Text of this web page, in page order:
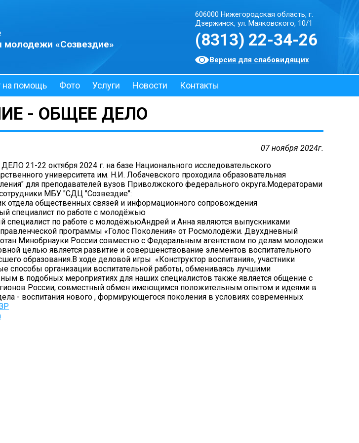
молодежи «Созвездие»
606000 Нижегородская область, г.
Дзержинск, ул. Маяковского, 10/1
(8313) 22-34-26
Версия для слабовидящих
на помощь Фото Услуги Новости
Контакты
- ОБЩЕЕ ДЕЛО
07 ноября 2024г.
21-22 октября 2024 г. на базе Национального исследовательского
университета им. Н.И. Лобачевского проходила образовательная
для преподавателей вузов Приволжского федерального округа.Модераторами
МБУ "СДЦ "Созвездие":
отдела общественных связей и информационного сопровождения
специалист по работе с молодёжью
специалист по работе с молодёжьюАндрей и Анна являются выпускниками
программы «Голос Поколения» от Росмолодёжи. Двухдневный
Минобрнауки России совместно с Федеральным агентством по делам молодежи
целью является развитие и совершенствование элементов воспитательного
образования.В ходе деловой игры «Конструктор воспитания», участники
способы организации воспитательной работы, обмениваясь лучшими
в подобных мероприятиях для наших специалистов также является общение с
России, совместный обмен имеющимся положительным опытом и идеями в
- воспитания нового , формирующегося поколения в условиях современных